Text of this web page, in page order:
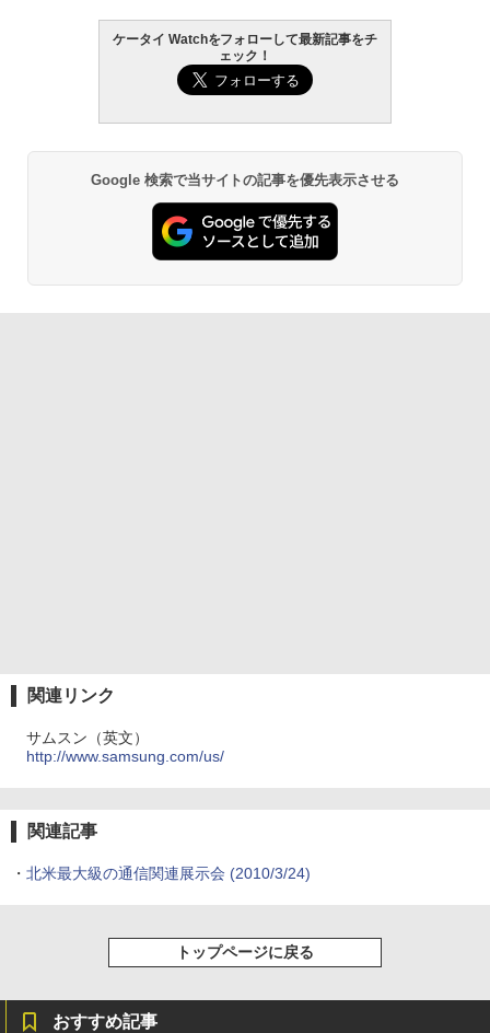
ケータイ Watchをフォローして最新記事をチ
ェック！
Google 検索で当サイトの記事を優先表示させる
関連リンク
サムスン（英文）
http://www.samsung.com/us/
関連記事
・ 北米最大級の通信関連展示会 (2010/3/24)
トップページに戻る
おすすめ記事